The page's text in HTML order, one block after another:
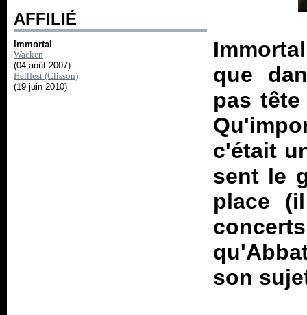
AFFILIÉ
Immortal
Wacken
(04 août 2007)
Hellfest (Clisson)
(19 juin 2010)
que
pas
c'était
sent le
place
son